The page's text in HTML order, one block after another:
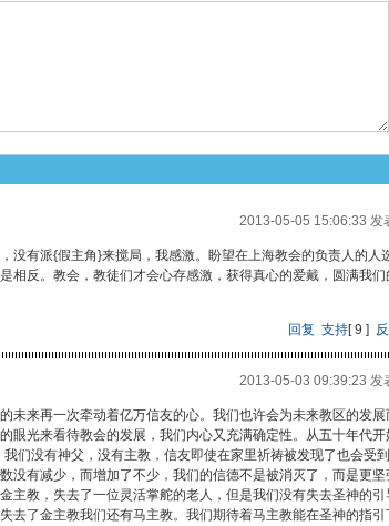
2013-05-05 15:06:33 发
没有派{假主角}来搅局，我感激。盼望在上海教会的负责人的人
相反。教会，教徒们才会心存感激，获得真心的爱戴，圆满我们
回复 支持[9 ]
2013-05-03 09:39:23 发
未来再一次牵动着亿万信友的心。我们也许会为未来教区的发展
眼光来看待教会的发展，我们内心又充满确定性。从五十年代开
们没有神父，没有主教，信友即使在家里祈祷被发现了也会受到
没有减少，而增加了不少，我们的信德不是被消灭了，而是更坚
主教，失去了一位灵活掌舵的老人，但是我们没有失去圣神的引
去了金主教我们还有马主教。我们期待着马主教能在圣神的指引